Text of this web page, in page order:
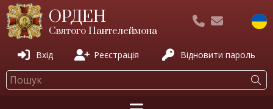
ОРДЕН
Святого Пантелеймона
Вхід Реєстрація Відновити пароль